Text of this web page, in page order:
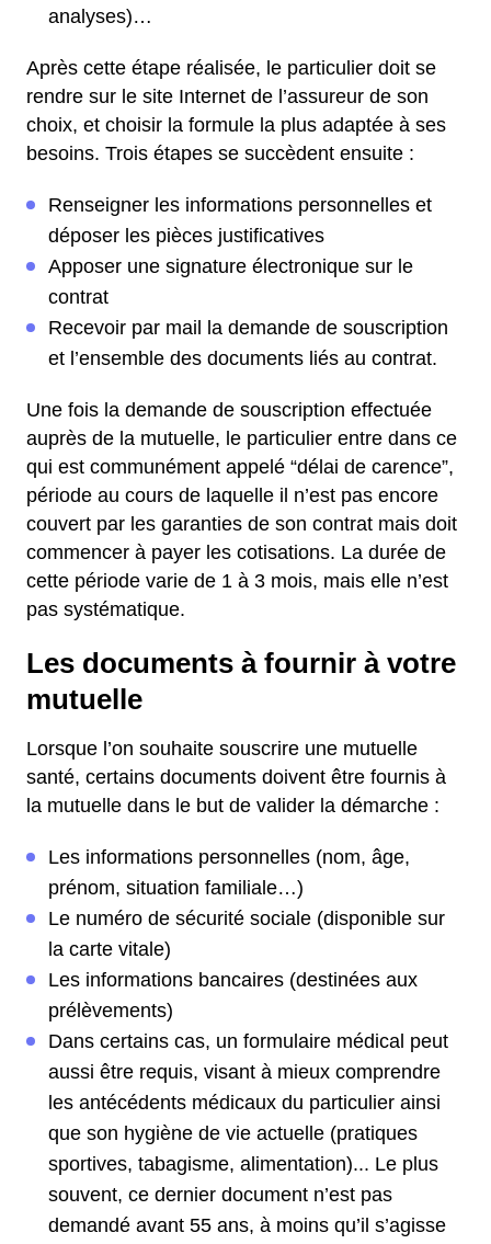
analyses)…
Après cette étape réalisée, le particulier doit se
rendre sur le site Internet de l’assureur de son
choix, et choisir la formule la plus adaptée à ses
besoins. Trois étapes se succèdent ensuite :
Renseigner les informations personnelles et
déposer les pièces justificatives
Apposer une signature électronique sur le
contrat
Recevoir par mail la demande de souscription
et l’ensemble des documents liés au contrat.
Une fois la demande de souscription effectuée
auprès de la mutuelle, le particulier entre dans ce
qui est communément appelé “délai de carence”,
période au cours de laquelle il n’est pas encore
couvert par les garanties de son contrat mais doit
commencer à payer les cotisations. La durée de
cette période varie de 1 à 3 mois, mais elle n’est
pas systématique.
Les documents à fournir à votre
mutuelle
Lorsque l’on souhaite souscrire une mutuelle
santé, certains documents doivent être fournis à
la mutuelle dans le but de valider la démarche :
Les informations personnelles (nom, âge,
prénom, situation familiale…)
Le numéro de sécurité sociale (disponible sur
la carte vitale)
Les informations bancaires (destinées aux
prélèvements)
Dans certains cas, un formulaire médical peut
aussi être requis, visant à mieux comprendre
les antécédents médicaux du particulier ainsi
que son hygiène de vie actuelle (pratiques
sportives, tabagisme, alimentation)... Le plus
souvent, ce dernier document n’est pas
demandé avant 55 ans, à moins qu’il s’agisse